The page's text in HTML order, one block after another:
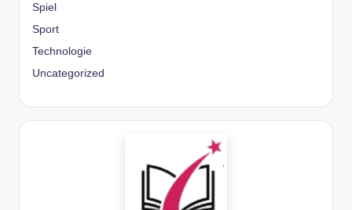
Spiel
Sport
Technologie
Uncategorized